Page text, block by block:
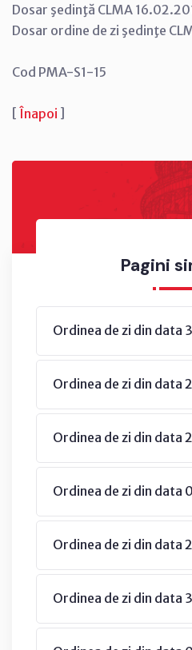
Pagini
Ordinea de zi din data
Ordinea de zi din data
Ordinea de zi din data
Ordinea de zi din data
Ordinea de zi din data
Ordinea de zi din data
Dosar şedinţă CLMA
Dosar ordine de zi şedinţe
Cod PMA-S1-15
[ Înapoi ]